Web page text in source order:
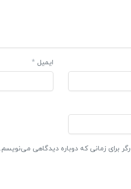
ایمیل *
برای زمانی که دوباره دیدگاهی می‌نویسم.